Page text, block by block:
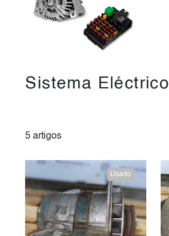
Sistema Eléctrico
5 artigos
Usado